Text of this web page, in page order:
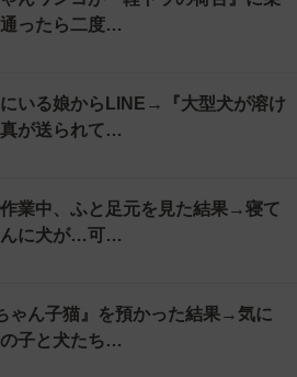
ったら二度…
いる娘からLINE→『大型犬が溶け
が送られて…
業中、ふと足元を見た結果→寝て
んに犬が…可…
ゃん子猫』を預かった結果→気に
子と犬たち…